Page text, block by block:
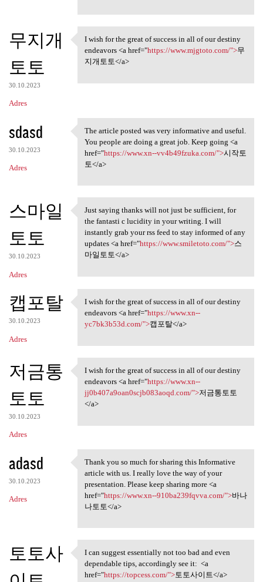
무지개
토토
30.10.2023
Adres
I wish for the great of
I wish for the great of success in all of our destiny
endeavors <a href="https://www.mjgtoto.com/">무
지개토토</a>
sdasd
30.10.2023
Adres
The article posted was very
The article posted was very informative and useful.
You people are doing a great job. Keep going <a
href="https://www.xn--vv4b49fzuka.com/">시작토
토</a>
스마일
토토
30.10.2023
Adres
Just saying thanks will not
Just saying thanks will not just be sufficient, for
the fantasti c lucidity in your writing. I will
instantly grab your rss feed to stay informed of any
updates <a href="https://www.smiletoto.com/">스
마일토토</a>
캡포탈
30.10.2023
Adres
I wish for the great of
I wish for the great of success in all of our destiny
endeavors <a href="https://www.xn--
yc7bk3b53d.com/">캡포탈</a>
저금통
토토
30.10.2023
Adres
I wish for the great of
I wish for the great of success in all of our destiny
endeavors <a href="https://www.xn--
jj0b407a9oan0scjb083aoqd.com/">저금통토토
</a>
adasd
30.10.2023
Adres
Thank you so much for sharing
Thank you so much for sharing this Informative
article with us. I really love the way of your
presentation. Please keep sharing more <a
href="https://www.xn--910ba239fqvva.com/">바나
나토토</a>
토토사
I can suggest essentially not
I can suggest essentially not too bad and even
dependable tips, accordingly see it: <a
href="https://topcess.com/">토토사이트</a>